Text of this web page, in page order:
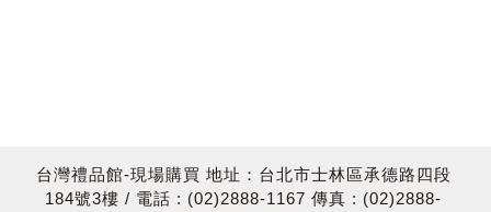
台灣禮品館-現場購買 地址：台北市士林區承德路四段
184號3樓 / 電話 : (02)2888-1167 傳真 : (02)2888-